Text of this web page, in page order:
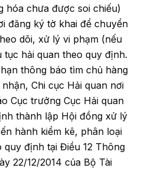
hóa chưa được soi chiếu)
đăng ký tờ khai để chuyển
dõi, xử lý vi phạm (nếu
tục hải quan theo quy định.
thông báo tìm chủ hàng
Chi cục Hải quan nơi
Cục trưởng Cục Hải quan
thành lập Hội đồng xử lý
hành kiểm kê, phân loại
định tại Điều 12 Thông
22/12/2014 của Bộ Tài